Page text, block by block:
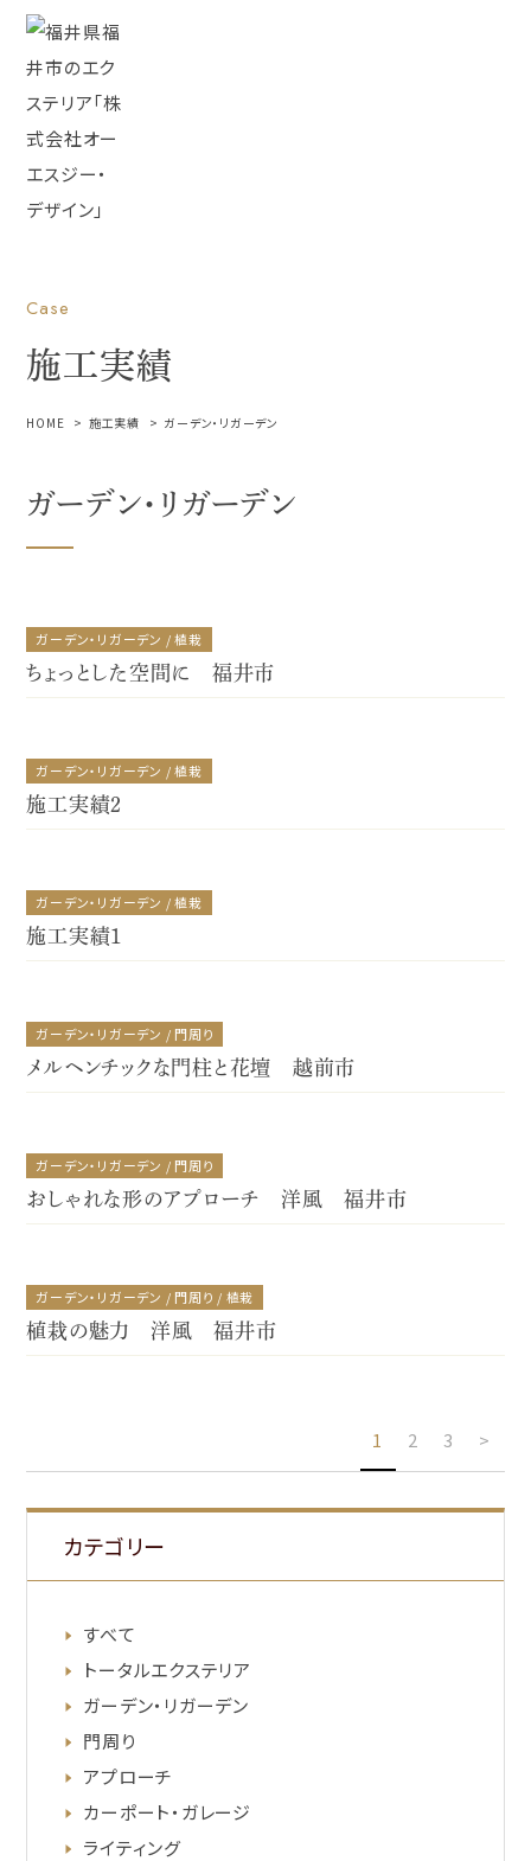
Case
施工実績
HOME 施工実績 ガーデン・リガーデン
ガーデン・リガーデン
ガーデン・リガーデン / 植栽
ちょっとした空間に 福井市
ガーデン・リガーデン / 植栽
施工実績2
ガーデン・リガーデン / 植栽
施工実績1
ガーデン・リガーデン / 門周り
メルヘンチックな門柱と花壇 越前市
ガーデン・リガーデン / 門周り
おしゃれな形のアプローチ 洋風 福井市
ガーデン・リガーデン / 門周り / 植栽
植栽の魅力 洋風 福井市
1 2 3 >
カテゴリー
すべて
トータルエクステリア
ガーデン・リガーデン
門周り
アプローチ
カーポート・ガレージ
ライティング